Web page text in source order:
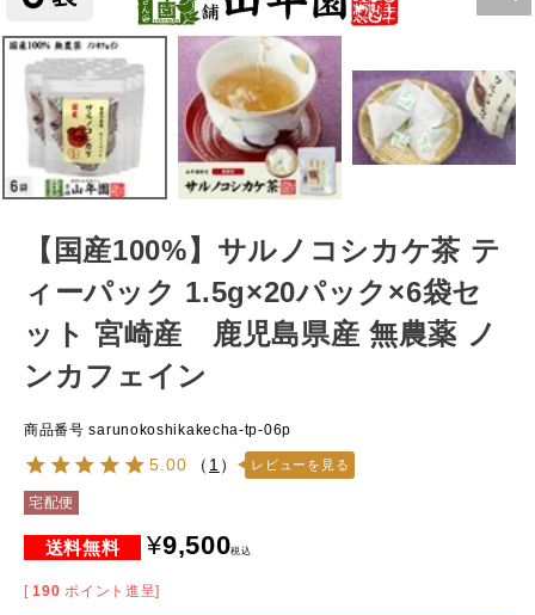
【国産100%】サルノコシカケ茶 テ
ィーパック 1.5g×20パック×6袋セ
ット 宮崎産 鹿児島県産 無農薬 ノ
ンカフェイン
商品番号 sarunokoshikakecha-tp-06p
5.00 （ 1 ） レビューを見る
宅配便
¥9,500税込
[ 190 ポイント進呈]